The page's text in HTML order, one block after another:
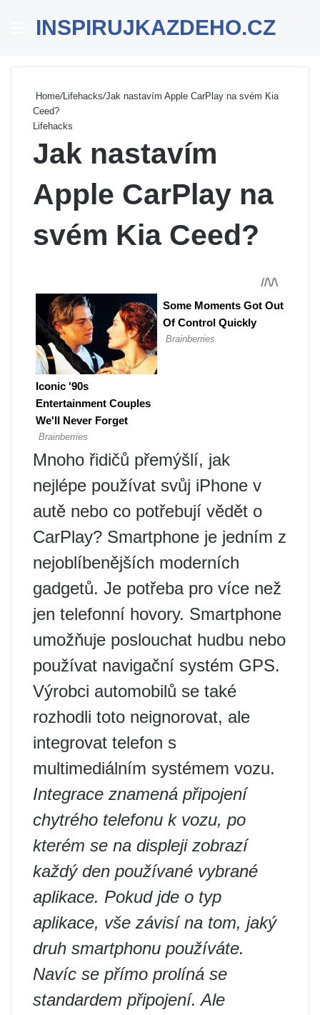
Menu
INSPIRUJKAZDEHO.CZ
Home/Lifehacks/Jak nastavím Apple CarPlay na svém Kia
Ceed?
Lifehacks
Jak nastavím
Apple CarPlay na
svém Kia Ceed?
Mnoho řidičů přemýšlí, jak
nejlépe používat svůj iPhone v
autě nebo co potřebují vědět o
CarPlay? Smartphone je jedním z
nejoblíbenějších moderních
gadgetů. Je potřeba pro více než
jen telefonní hovory. Smartphone
umožňuje poslouchat hudbu nebo
používat navigační systém GPS.
Výrobci automobilů se také
rozhodli toto neignorovat, ale
integrovat telefon s
multimediálním systémem vozu.
Integrace znamená připojení
chytrého telefonu k vozu, po
kterém se na displeji zobrazí
každý den používané vybrané
aplikace. Pokud jde o typ
aplikace, vše závisí na tom, jaký
druh smartphonu používáte.
Navíc se přímo prolíná se
standardem připojení. Ale